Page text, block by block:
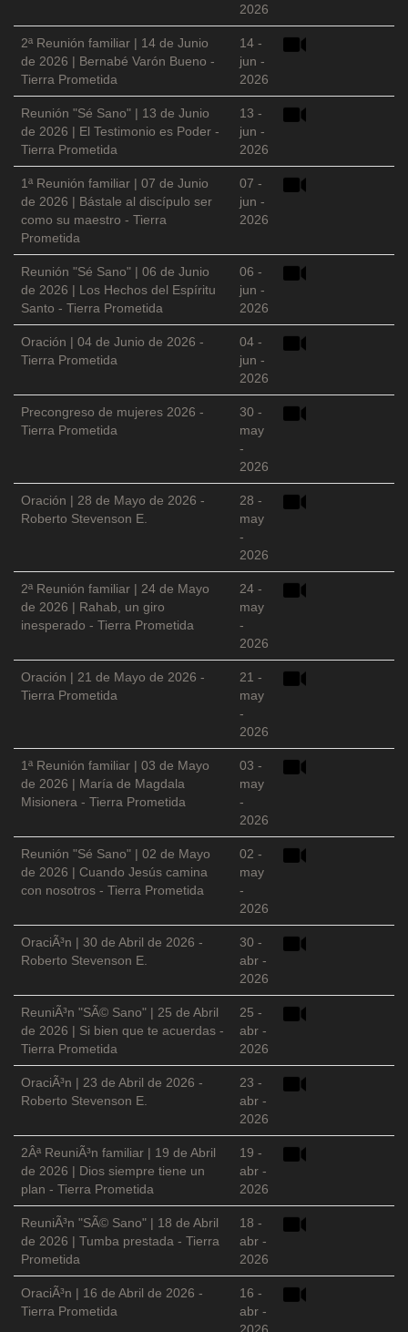
2026
2ª Reunión familiar | 14 de Junio
de 2026 | Bernabé Varón Bueno -
Tierra Prometida
14 -
jun -
2026
Reunión "Sé Sano" | 13 de Junio
de 2026 | El Testimonio es Poder -
Tierra Prometida
13 -
jun -
2026
1ª Reunión familiar | 07 de Junio
de 2026 | Bástale al discípulo ser
como su maestro - Tierra
Prometida
07 -
jun -
2026
Reunión "Sé Sano" | 06 de Junio
de 2026 | Los Hechos del Espíritu
Santo - Tierra Prometida
06 -
jun -
2026
Oración | 04 de Junio de 2026 -
Tierra Prometida
04 -
jun -
2026
Precongreso de mujeres 2026 -
Tierra Prometida
30 -
may
-
2026
Oración | 28 de Mayo de 2026 -
Roberto Stevenson E.
28 -
may
-
2026
2ª Reunión familiar | 24 de Mayo
de 2026 | Rahab, un giro
inesperado - Tierra Prometida
24 -
may
-
2026
Oración | 21 de Mayo de 2026 -
Tierra Prometida
21 -
may
-
2026
1ª Reunión familiar | 03 de Mayo
de 2026 | María de Magdala
Misionera - Tierra Prometida
03 -
may
-
2026
Reunión "Sé Sano" | 02 de Mayo
de 2026 | Cuando Jesús camina
con nosotros - Tierra Prometida
02 -
may
-
2026
OraciÃ³n | 30 de Abril de 2026 -
Roberto Stevenson E.
30 -
abr -
2026
ReuniÃ³n "SÃ© Sano" | 25 de Abril
de 2026 | Si bien que te acuerdas -
Tierra Prometida
25 -
abr -
2026
OraciÃ³n | 23 de Abril de 2026 -
Roberto Stevenson E.
23 -
abr -
2026
2Âª ReuniÃ³n familiar | 19 de Abril
de 2026 | Dios siempre tiene un
plan - Tierra Prometida
19 -
abr -
2026
ReuniÃ³n "SÃ© Sano" | 18 de Abril
de 2026 | Tumba prestada - Tierra
Prometida
18 -
abr -
2026
OraciÃ³n | 16 de Abril de 2026 -
Tierra Prometida
16 -
abr -